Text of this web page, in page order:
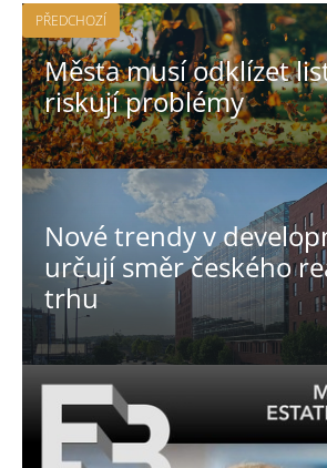
PŘEDCHOZÍ
Města musí odklízet
riskují problémy
Nové trendy v
určují směr českého
trhu